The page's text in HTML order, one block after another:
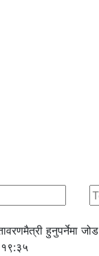
हुनुपर्नेमा जोड